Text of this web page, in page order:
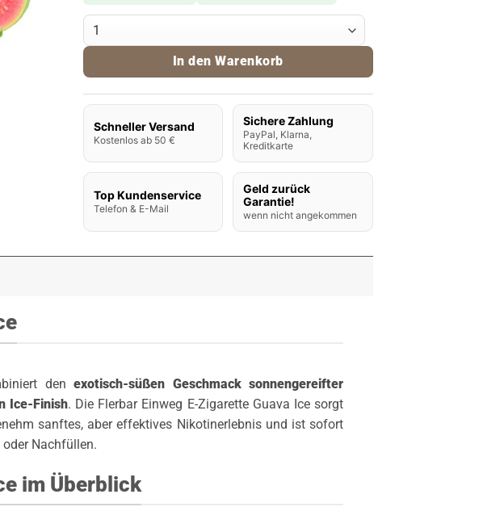
Flerbar Vape Guava Ice Menge
In den Warenkorb
Schneller Versand
Kostenlos ab 50 €
Sichere Zahlung
PayPal, Klarna,
Kreditkarte
Top Kundenservice
Telefon & E-Mail
Geld zurück
Garantie!
wenn nicht angekommen
denexotisch-süßen Geschmack sonnengereifter
Ice-Finish. Die Flerbar Einweg E-Zigarette Guava Ice sorgt
sanftes, aber effektives Nikotinerlebnis und ist sofort
Nachfüllen.
im Überblick